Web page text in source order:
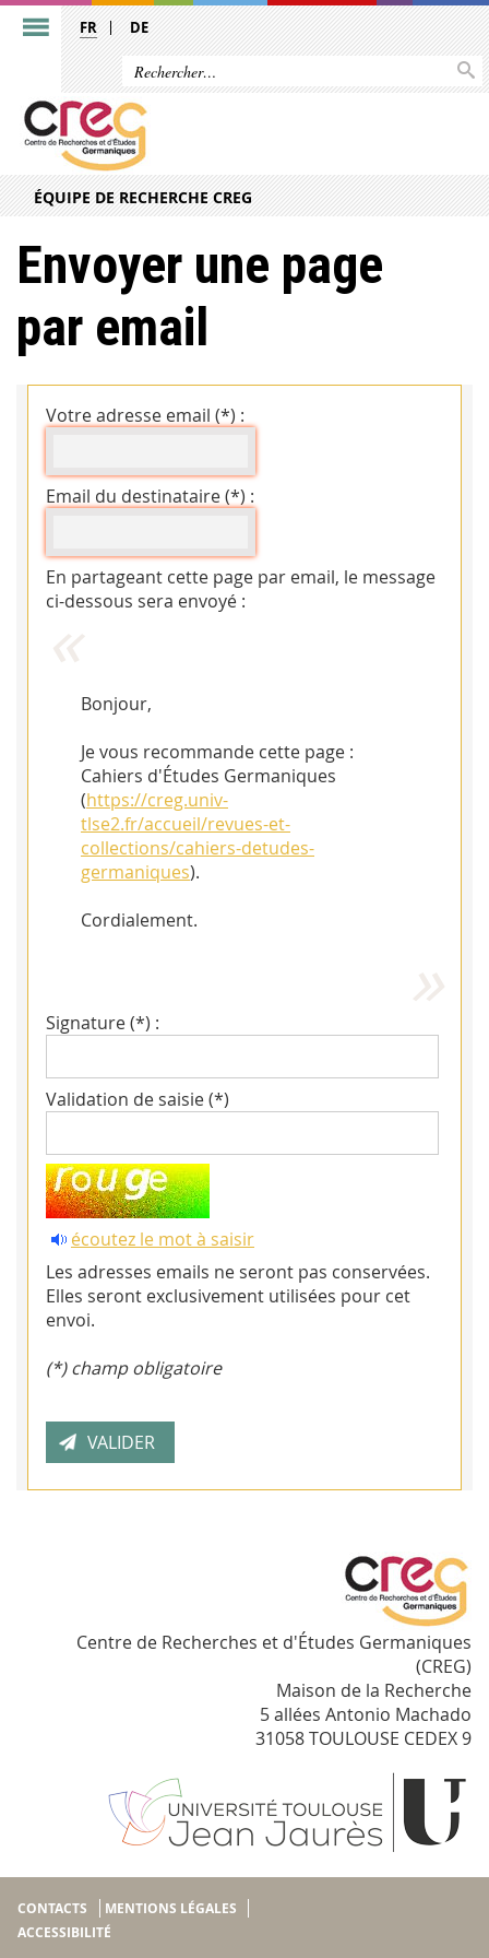
FR DE
ÉQUIPE DE RECHERCHE CREG
Envoyer une page
par email
Votre adresse email (*) :
Email du destinataire (*) :
En partageant cette page par email, le message
ci-dessous sera envoyé :
Bonjour,
Je vous recommande cette page :
Cahiers d'Études Germaniques
(https://creg.univ-
tlse2.fr/accueil/revues-et-
collections/cahiers-detudes-
germaniques).
Cordialement.
Signature (*) :
Validation de saisie (*)
écoutez le mot à saisir
Les adresses emails ne seront pas conservées.
Elles seront exclusivement utilisées pour cet
envoi.
(*) champ obligatoire
Centre de Recherches et d'Études Germaniques
(CREG)
Maison de la Recherche
5 allées Antonio Machado
31058 TOULOUSE CEDEX 9
CONTACTS
MENTIONS LÉGALES
ACCESSIBILITÉ